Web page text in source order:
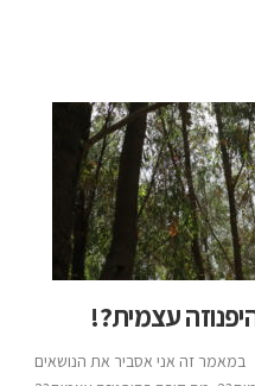
עצמית?!
זה אני אסביר את הנושאים